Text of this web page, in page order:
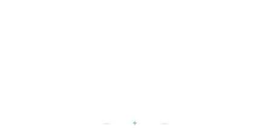
✦